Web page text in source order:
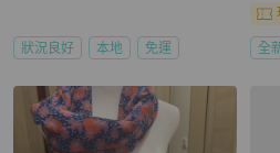
狀況良好 本地 免運 全